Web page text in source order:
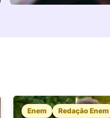
Enem Redação Enem